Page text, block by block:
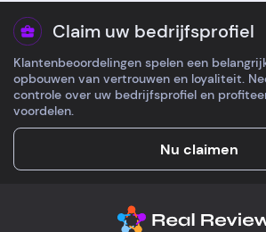
Claim uw bedrijfsprofiel
Klantenbeoordelingen spelen een
opbouwen van vertrouwen en loyaliteit.
controle over uw bedrijfsprofiel en
voordelen.
Nu claimen